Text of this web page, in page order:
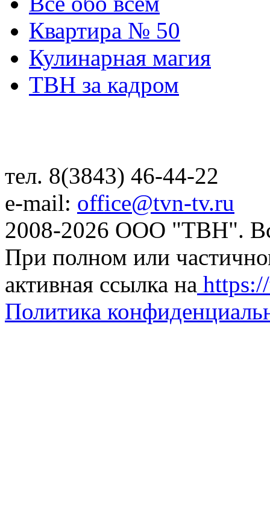
Квартира № 50
Кулинарная магия
ТВН за кадром
тел. 8(3843) 46-44-22
e-mail: office@tvn-tv.ru
2008-2026 ООО "ТВН".
При полном или
активная ссылка на
Политика